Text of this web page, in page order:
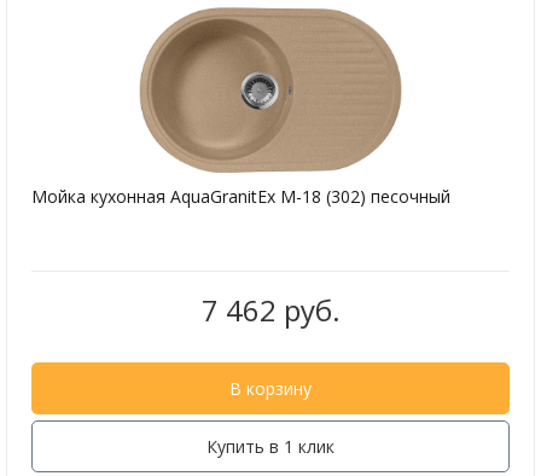
Мойка кухонная AquaGranitEx M-18 (302) песочный
7 462 руб.
В корзину
Купить в 1 клик